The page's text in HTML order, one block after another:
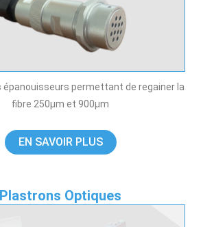
épanouisseurs permettant de regainer la
fibre 250µm et 900µm
EN SAVOIR PLUS
Plastrons Optiques